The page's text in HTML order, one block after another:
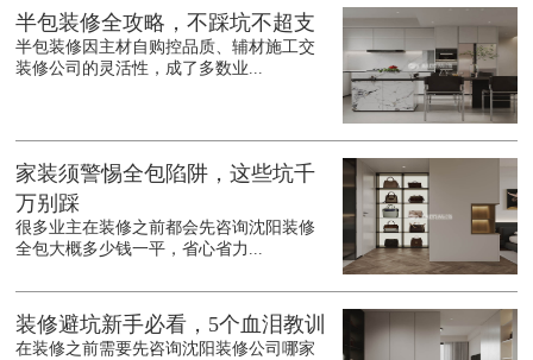
半包装修全攻略，不踩坑不超支
半包装修因主材自购控品质、辅材施工交
装修公司的灵活性，成了多数业...
家装须警惕全包陷阱，这些坑千
万别踩
很多业主在装修之前都会先咨询沈阳装修
全包大概多少钱一平，省心省力...
装修避坑新手必看，5个血泪教训
在装修之前需要先咨询沈阳装修公司哪家